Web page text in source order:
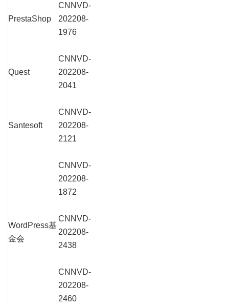
PrestaShop
CNNVD-
202208-
1976
Quest
CNNVD-
202208-
2041
Santesoft
CNNVD-
202208-
2121
WordPress基
金会
CNNVD-
202208-
1872
CNNVD-
202208-
2438
CNNVD-
202208-
2460